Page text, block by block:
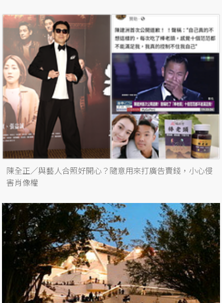
陳全正／與藝人合照好開心？隨意用來打廣告賣錢，小心侵
害肖像權